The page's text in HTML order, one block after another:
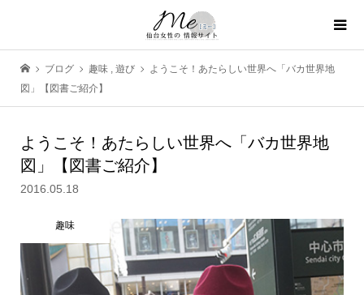
ブログ 趣味 , 遊び
ようこそ！あたらしい世界へ「バカ世界地
図」【図書ご紹介】
ようこそ！あたらしい世界へ「バカ世界地
図」【図書ご紹介】
2016.05.18
趣味